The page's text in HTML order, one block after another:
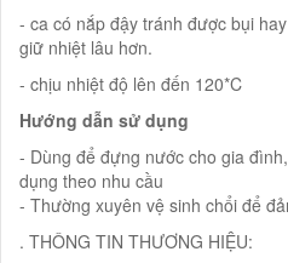
- ca có nắp đậy tránh được bụi
giữ nhiệt lâu hơn.
- chịu nhiệt độ lên đến 120*C
Hướng dẫn sử dụng
- Dùng để đựng nước cho gia
dụng theo nhu cầu
- Thường xuyên vệ sinh chổi để
. THÔNG TIN THƯƠNG HIỆU: